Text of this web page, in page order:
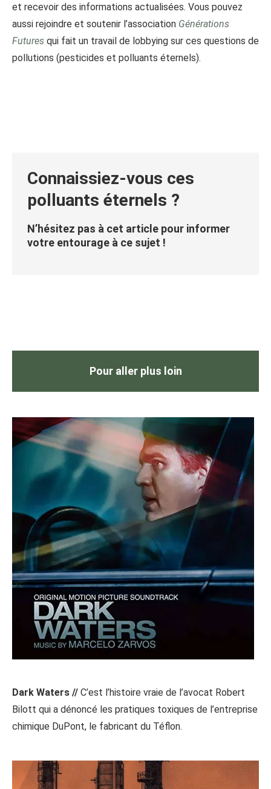
et recevoir des informations actualisées. Vous pouvez
aussi rejoindre et soutenir l’association Générations
Futures qui fait un travail de lobbying sur ces questions de
pollutions (pesticides et polluants éternels).
Connaissiez-vous ces
polluants éternels ?
N’hésitez pas à cet article pour informer
votre entourage à ce sujet !
Pour aller plus loin
Dark Waters // C’est l’histoire vraie de l’avocat Robert
Bilott qui a dénoncé les pratiques toxiques de l’entreprise
chimique DuPont, le fabricant du Téflon.